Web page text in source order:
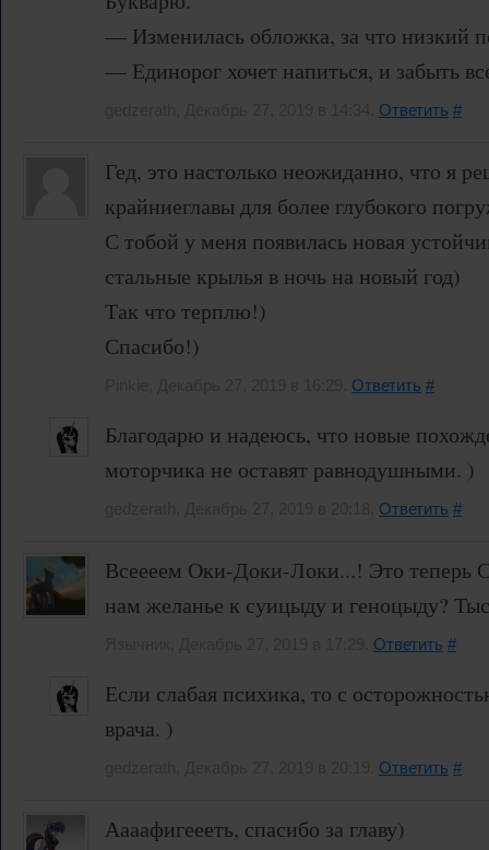
— Изменилась обложка, за что низкий
— Единорог хочет напиться, и забыть
Ответить #
Гед, это настолько неожиданно, что я
крайниеглавы для более глубокого
С тобой у меня появилась новая
стальные крылья в ночь на новый год)
Так что терплю!)
Спасибо!)
Ответить #
Благодарю и надеюсь, что новые
моторчика не оставят равнодушными. )
Ответить #
Всеееем Оки-Доки-Локи...! Это теперь
нам желанье к суицыду и геноцыду?
Ответить #
Если слабая психика, то с
врача. )
Ответить #
Аааафигеееть, спасибо за главу)